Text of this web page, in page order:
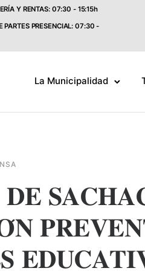
Y RENTAS: 07:30 - 15:15h
PARTES PRESENCIAL: 07:30 -
La Municipalidad
𝐃𝐄